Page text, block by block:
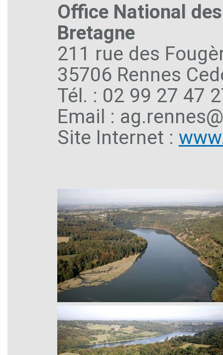
Office National
Bretagne
211 rue des
35706 Rennes
Tél. : 02 99 27 47
Email :
Site Internet :